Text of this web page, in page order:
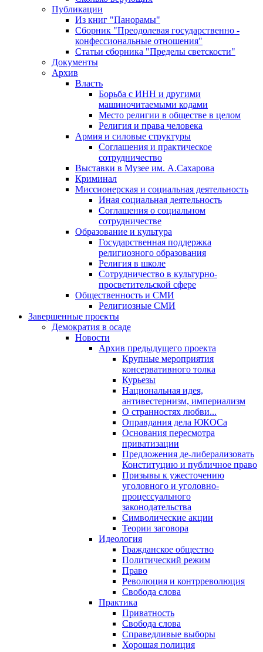
Публикации
Из книг "Панорамы"
Сборник "Преодолевая государственно -
конфессиональные отношения"
Статьи сборника "Пределы светскости"
Документы
Архив
Власть
Борьба с ИНН и другими
машиночитаемыми кодами
Место религии в обществе в целом
Религия и права человека
Армия и силовые структуры
Соглашения и практическое
сотрудничество
Выставки в Музее им. А.Сахарова
Криминал
Миссионерская и социальная деятельность
Иная социальная деятельность
Соглашения о социальном
сотрудничестве
Образование и культура
Государственная поддержка
религиозного образования
Религия в школе
Сотрудничество в культурно-
просветительской сфере
Общественность и СМИ
Религиозные СМИ
Завершенные проекты
Демократия в осаде
Новости
Архив предыдущего проекта
Крупные мероприятия
консервативного толка
Курьезы
Национальная идея,
антивестернизм, империализм
О странностях любви...
Оправдания дела ЮКОСа
Основания пересмотра
приватизации
Предложения де-либерализовать
Конституцию и публичное право
Призывы к ужесточению
уголовного и уголовно-
процессуального
законодательства
Символические акции
Теории заговора
Идеология
Гражданское общество
Политический режим
Право
Революция и контрреволюция
Свобода слова
Практика
Приватность
Свобода слова
Справедливые выборы
Хорошая полиция